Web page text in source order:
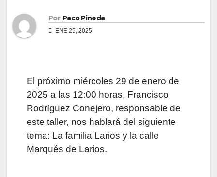
Por Paco Pineda
ENE 25, 2025
El próximo miércoles 29 de enero de
2025 a las 12:00 horas, Francisco
Rodríguez Conejero, responsable de
este taller, nos hablará del siguiente
tema: La familia Larios y la calle
Marqués de Larios.